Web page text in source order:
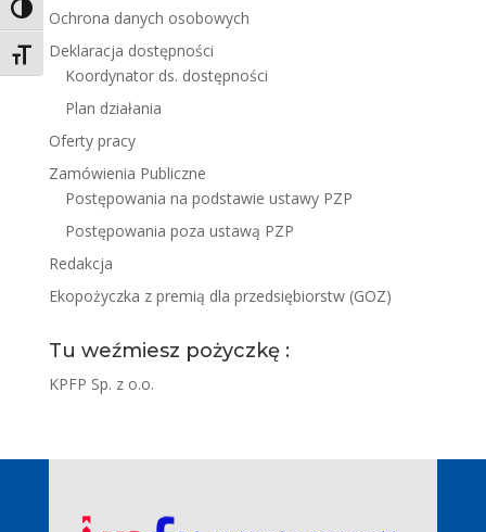
Toggle High Contrast
Toggle Font size
Ochrona danych osobowych
Deklaracja dostępności
Koordynator ds. dostępności
Plan działania
Oferty pracy
Zamówienia Publiczne
Postępowania na podstawie ustawy PZP
Postępowania poza ustawą PZP
Redakcja
Ekopożyczka z premią dla przedsiębiorstw (GOZ)
Tu weźmiesz pożyczkę :
KPFP Sp. z o.o.